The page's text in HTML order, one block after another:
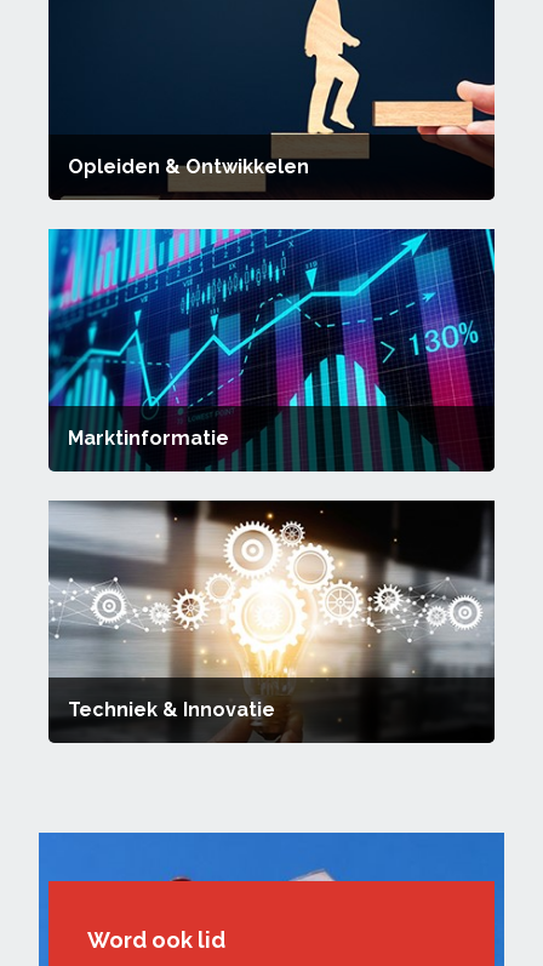
Opleiden & Ontwikkelen
Marktinformatie
Techniek & Innovatie
Word ook lid